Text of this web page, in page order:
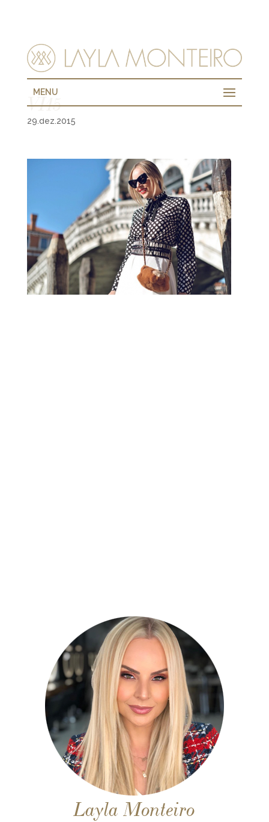
MENU
VI15
29.dez.2015
Layla Monteiro